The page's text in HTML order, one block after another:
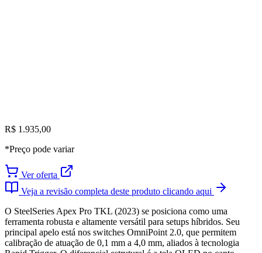
R$ 1.935,00
*Preço pode variar
Ver oferta
Veja a revisão completa deste produto clicando aqui
O SteelSeries Apex Pro TKL (2023) se posiciona como uma
ferramenta robusta e altamente versátil para setups híbridos. Seu
principal apelo está nos switches OmniPoint 2.0, que permitem
calibração de atuação de 0,1 mm a 4,0 mm, aliados à tecnologia